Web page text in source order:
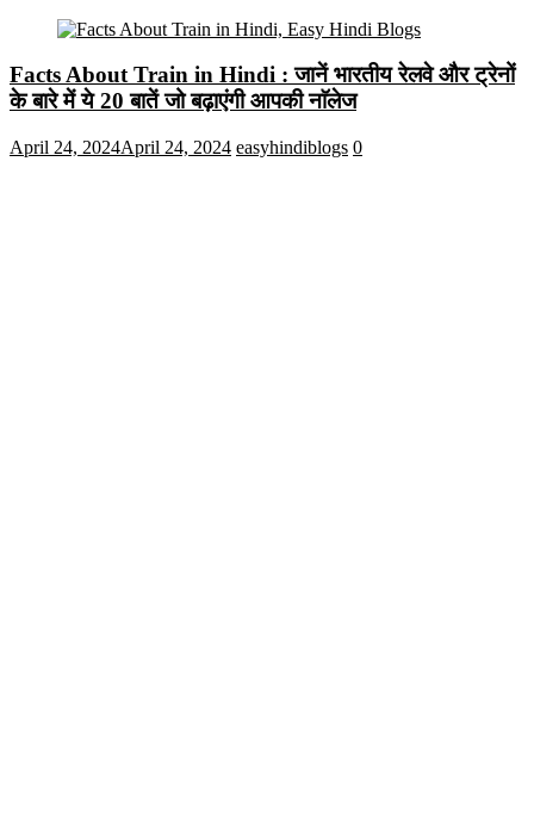
Facts About Train in Hindi : जानें भारतीय रेलवे और ट्रेनों
के बारे में ये 20 बातें जो बढ़ाएंगी आपकी नाॅलेज
April 24, 2024April 24, 2024 easyhindiblogs 0